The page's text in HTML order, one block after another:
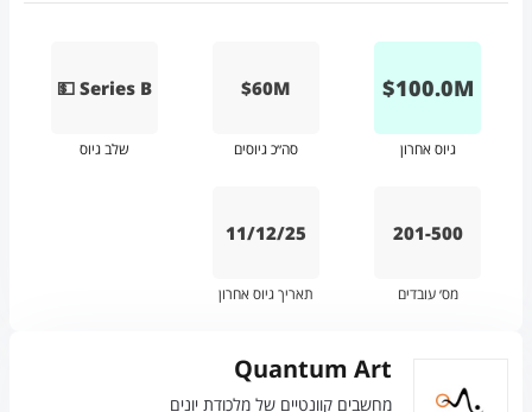
M
100.0
$
גיוס אחרון
$60M
סה״כ גיוסים
💵 Series B
שלב גיוס
201-500
מס׳ עובדים
11/12/25
תאריך גיוס אחרון
Quantum Art
מחשבים קוונטיים של מלכודת יונים